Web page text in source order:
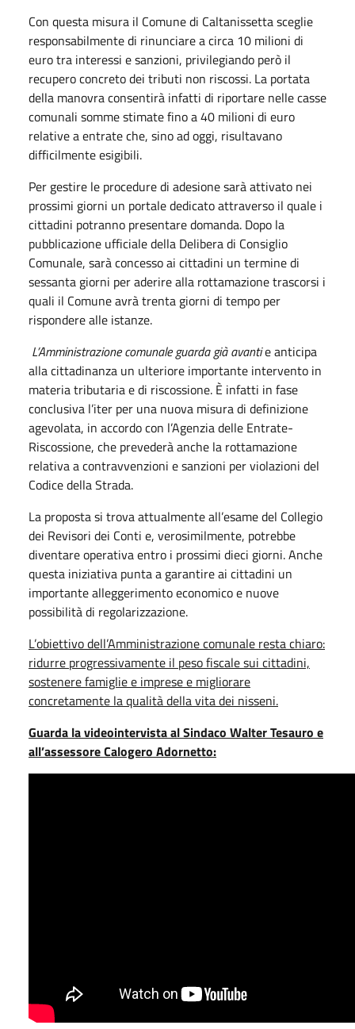
Con questa misura il Comune di Caltanissetta sceglie
responsabilmente di rinunciare a circa 10 milioni di
euro tra interessi e sanzioni, privilegiando però il
recupero concreto dei tributi non riscossi. La portata
della manovra consentirà infatti di riportare nelle casse
comunali somme stimate fino a 40 milioni di euro
relative a entrate che, sino ad oggi, risultavano
difficilmente esigibili.
Per gestire le procedure di adesione sarà attivato nei
prossimi giorni un portale dedicato attraverso il quale i
cittadini potranno presentare domanda. Dopo la
pubblicazione ufficiale della Delibera di Consiglio
Comunale, sarà concesso ai cittadini un termine di
sessanta giorni per aderire alla rottamazione trascorsi i
quali il Comune avrà trenta giorni di tempo per
rispondere alle istanze.
L’Amministrazione comunale guarda già avantie anticipa
alla cittadinanza un ulteriore importante intervento in
materia tributaria e di riscossione. È infatti in fase
conclusiva l’iter per una nuova misura di definizione
agevolata, in accordo con l’Agenzia delle Entrate-
Riscossione, che prevederà anche la rottamazione
relativa a contravvenzioni e sanzioni per violazioni del
Codice della Strada.
La proposta si trova attualmente all’esame del Collegio
dei Revisori dei Conti e, verosimilmente, potrebbe
diventare operativa entro i prossimi dieci giorni. Anche
questa iniziativa punta a garantire ai cittadini un
importante alleggerimento economico e nuove
possibilità di regolarizzazione.
L’obiettivo dell’Amministrazione comunale resta chiaro:
ridurre progressivamente il peso fiscale sui cittadini,
sostenere famiglie e imprese e migliorare
concretamente la qualità della vita dei nisseni.
Guarda la videointervista al Sindaco Walter Tesauro e
all’assessore Calogero Adornetto: